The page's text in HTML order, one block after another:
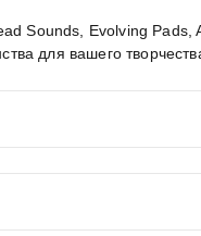
Sounds, Evolving Pads,
для вашего